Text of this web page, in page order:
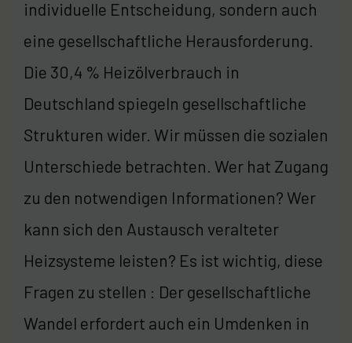
individuelle Entscheidung, sondern auch
eine gesellschaftliche Herausforderung.
Die 30,4 % Heizölverbrauch in
Deutschland spiegeln gesellschaftliche
Strukturen wider. Wir müssen die sozialen
Unterschiede betrachten. Wer hat Zugang
zu den notwendigen Informationen? Wer
kann sich den Austausch veralteter
Heizsysteme leisten? Es ist wichtig, diese
Fragen zu stellen : Der gesellschaftliche
Wandel erfordert auch ein Umdenken in